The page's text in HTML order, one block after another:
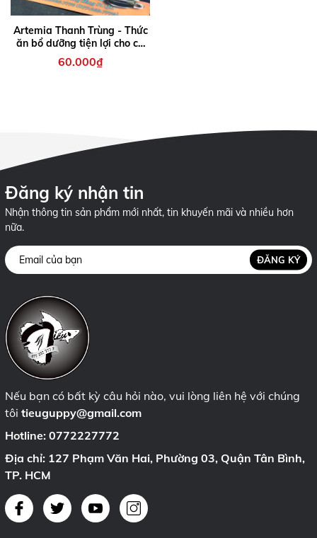
Artemia Thanh Trùng - Thức
ăn bổ dưỡng tiện lợi cho cá
cảnh
60.000₫
Đăng ký nhận tin
Nhận thông tin sản phẩm mới nhất, tin khuyến mãi và nhiều hơn
nữa.
ĐĂNG KÝ
Nếu bạn có bất kỳ câu hỏi nào, vui lòng liên hệ với chúng
tôi tieuguppy@gmail.com
Hotline: 0772227772
Địa chỉ: 127 Phạm Văn Hai, Phường 03, Quận Tân Bình,
TP. HCM